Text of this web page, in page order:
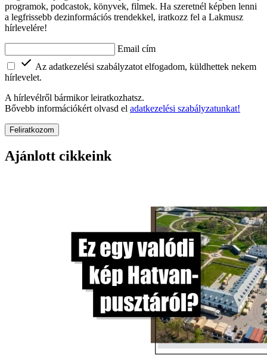
programok, podcastok, könyvek, filmek. Ha szeretnél képben lenni
a legfrissebb dezinformációs trendekkel, iratkozz fel a Lakmusz
hírlevelére!
Email cím
Az adatkezelési szabályzatot elfogadom, küldhettek nekem
hírlevelet.
A hírlevélről bármikor leiratkozhatsz.
Bővebb információkért olvasd el adatkezelési szabályzatunkat!
Feliratkozom
Ajánlott cikkeink